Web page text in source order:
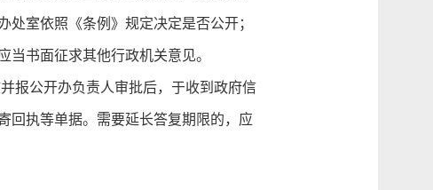
室依照《条例》规定决定是否公开；
书面征求其他行政机关意见。
报公开办负责人审批后，于收到政府信
回执等单据。需要延长答复期限的，应